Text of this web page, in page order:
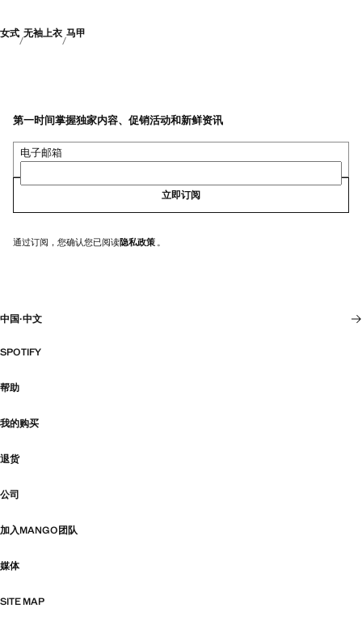
女式 无袖上衣 马甲
第一时间掌握独家内容、促销活动和新鲜资讯
电子邮箱
立即订阅
通过订阅，您确认您已阅读隐私政策 。
中国·中文
SPOTIFY
帮助
我的购买
退货
公司
加入MANGO团队
媒体
SITE MAP